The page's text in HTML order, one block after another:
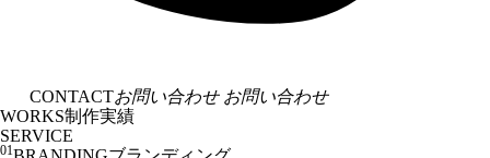
CONTACTお問い合わせ お問い合わせ
WORKS制作実績
SERVICE
01